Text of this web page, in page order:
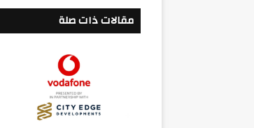
مقالات ذات صلة